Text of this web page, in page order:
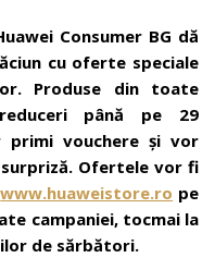
Consumer BG dă
cu oferte speciale
Produse din toate
până pe 29
primi vouchere și vor
Ofertele vor fi
www.huaweistore.ro pe
campaniei, tocmai la
de sărbători.